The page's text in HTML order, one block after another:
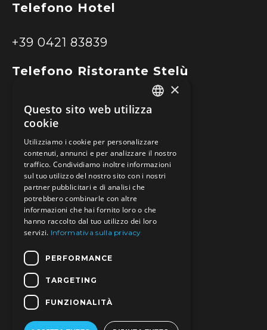
Telefono Hotel
+39 0421 83839
Telefono Ristorante Stelù
Seguici su
SOCIAL MEDIA CHANNELS
Indirizzo
E-mail
info@theonecaorle.com
ITALIAN
GERMAN
ENGLISH
×
Questo sito web utilizza
cookie
Utilizziamo i cookie per personalizzare
contenuti, annunci e per analizzare il nostro
traffico. Condividiamo inoltre informazioni
sul tuo utilizzo del nostro sito con i nostri
partner pubblicitari e di analisi che
potrebbero combinarle con altre
informazioni che hai fornito loro o che
hanno raccolto dal tuo utilizzo dei loro
servizi. Informativa sulla privacy
PERFORMANCE
TARGETING
FUNZIONALITÀ